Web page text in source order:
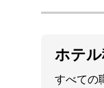
ホテル
すべての